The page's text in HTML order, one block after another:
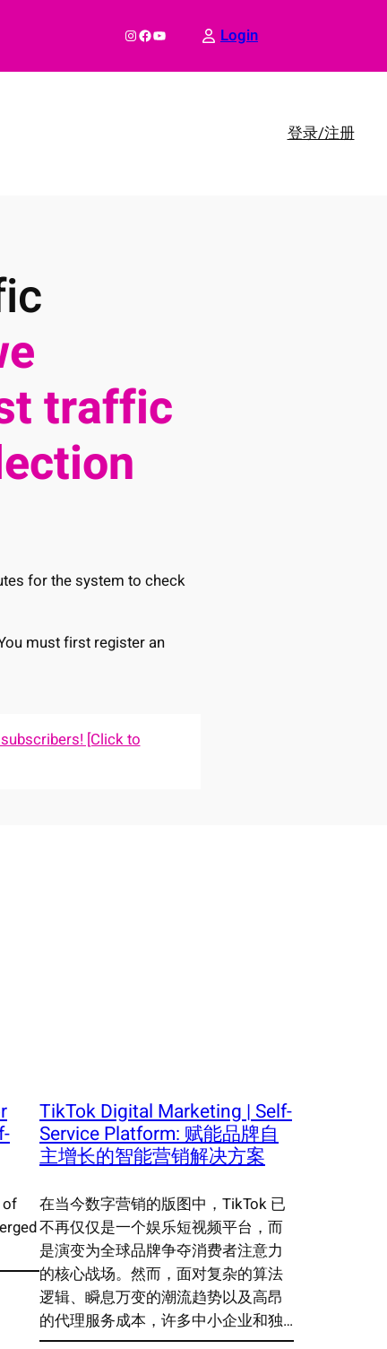
InstagramFacebook YouTube Login
登录/注册
traffic
for the system to check
must first register an
[Click to
of
TikTok Digital Marketing | Self-
Service Platform: 赋能品牌自
主增长的智能营销解决方案
在当今数字营销的版图中，TikTok 已
不再仅仅是一个娱乐短视频平台，而
是演变为全球品牌争夺消费者注意力
的核心战场。然而，面对复杂的算法
逻辑、瞬息万变的潮流趋势以及高昂
的代理服务成本，许多中小企业和独…